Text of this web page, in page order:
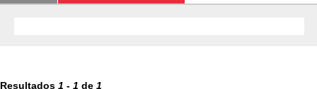
Resultados 1 - 1 de 1